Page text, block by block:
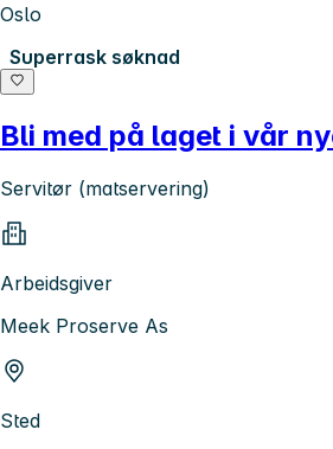
Oslo
Superrask søknad
Bli med på laget i vår
Servitør (matservering)
Arbeidsgiver
Meek Proserve As
Sted